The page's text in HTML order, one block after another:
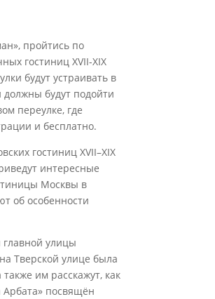
пройтись по
гостиниц XVII-XIX
будут устраивать в
будут подойти
переулке, где
и бесплатно.
гостиниц XVII–XIX
интересные
Москвы в
об особенности
главной улицы
Тверской улице была
им расскажут, как
посвящён